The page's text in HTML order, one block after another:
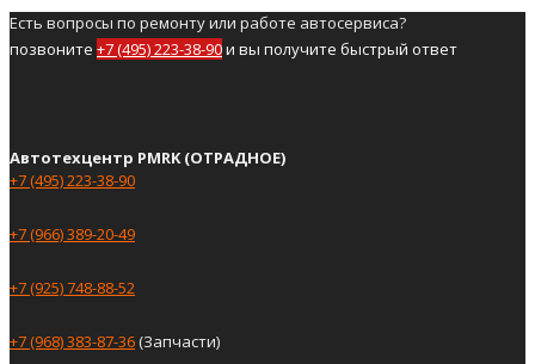
Есть вопросы по ремонту или работе автосервиса?
позвоните +7 (495) 223-38-90и вы получите быстрый ответ
Автотехцентр PMRK (ОТРАДНОЕ)
+7 (495) 223-38-90
+7 (966) 389-20-49
+7 (925) 748-88-52
+7 (968) 383-87-36(Запчасти)